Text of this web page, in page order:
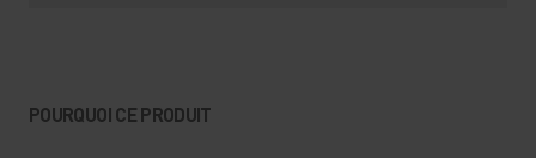
POURQUOI CE PRODUIT